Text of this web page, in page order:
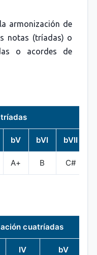
armonización de
notas (tríadas) o
o acordes de
bV bVI bVII
A+ B C#
cuatríadas
IV bV